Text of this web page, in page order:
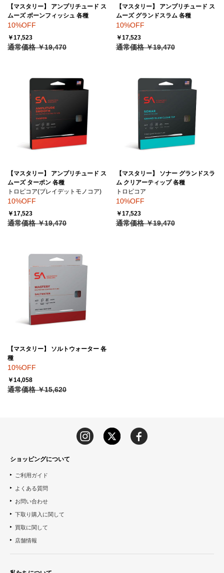
【マスタリー】 アンプリチュード ス
ムーズ ボーンフィッシュ 各種
10%OFF
￥17,523
通常価格 ￥19,470
【マスタリー】 アンプリチュード ス
ムーズ グランドスラム 各種
10%OFF
￥17,523
通常価格 ￥19,470
【マスタリー】 アンプリチュード ス
ムーズ ターポン 各種
トロピコア(ブレイデットモノコア)
10%OFF
￥17,523
通常価格 ￥19,470
【マスタリー】 ソナー グランドスラ
ム クリアーティップ 各種
トロピコア
10%OFF
￥17,523
通常価格 ￥19,470
【マスタリー】 ソルトウォーター 各
種
10%OFF
￥14,058
通常価格 ￥15,620
ショッピングについて
ご利用ガイド
よくある質問
お問い合わせ
下取り購入に関して
買取に関して
店舗情報